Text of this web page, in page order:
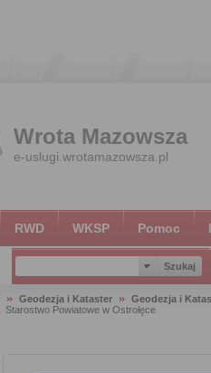
Wrota Mazowsza
e-uslugi.wrotamazowsza.pl
RWD WKSP Pomoc
Geodezja i Kataster
Geodezja i
Starostwo Powiatowe w Ostrołęce